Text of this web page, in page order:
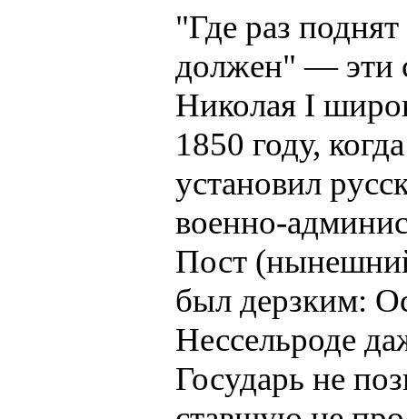
"Где раз
должен" — эти
Николая I
1850 году,
установил
военно-
Пост
был дерзким:
Нессельроде
Государь не